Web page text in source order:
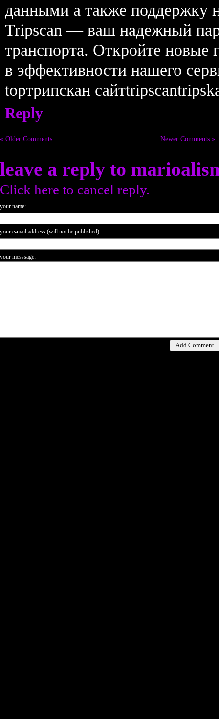
данными а также поддержку
Tripscan — ваш надежный
транспорта. Откройте новые
в эффективности нашего
topтрипскан
Reply
« Older Comments Newer Comments »
leave a reply to
Click here to cancel reply.
your name:
your e-mail address (will not be published):
your messsage: